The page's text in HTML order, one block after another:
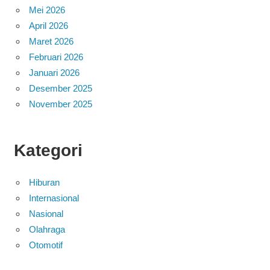
Mei 2026
April 2026
Maret 2026
Februari 2026
Januari 2026
Desember 2025
November 2025
Kategori
Hiburan
Internasional
Nasional
Olahraga
Otomotif